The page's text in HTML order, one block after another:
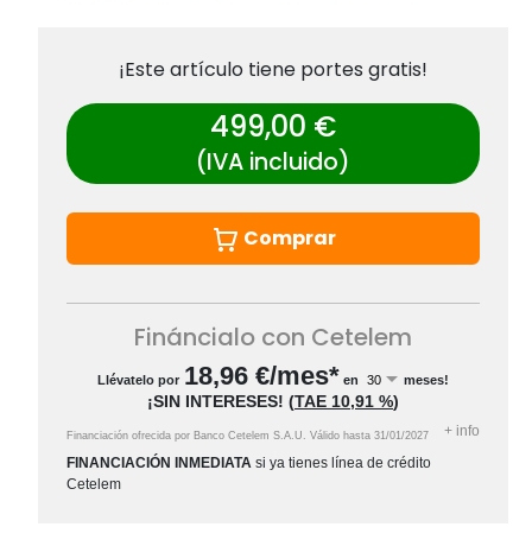
¡Este artículo tiene portes gratis!
499,00 €
(IVA incluido)
Comprar
Fináncialo con Cetelem
Llévatelo por 18,96 €/mes* en meses!
¡SIN INTERESES! (TAE 10,91 %)
Financiación ofrecida por Banco Cetelem S.A.U. Válido hasta 31/01/2027 + info
FINANCIACIÓN INMEDIATA si ya tienes línea de crédito
Cetelem